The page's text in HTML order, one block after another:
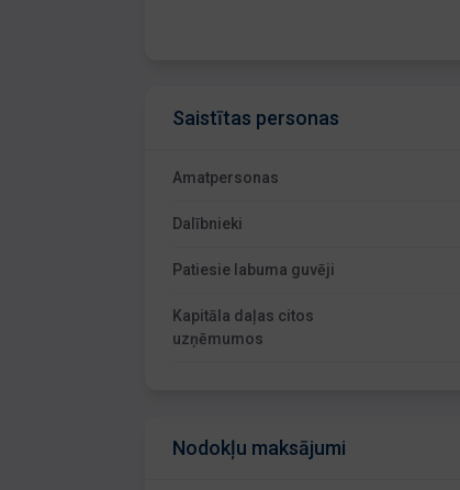
Saistītas personas
Amatpersonas
Dalībnieki
Patiesie labuma guvēji
Kapitāla daļas citos
uzņēmumos
Nodokļu maksājumi